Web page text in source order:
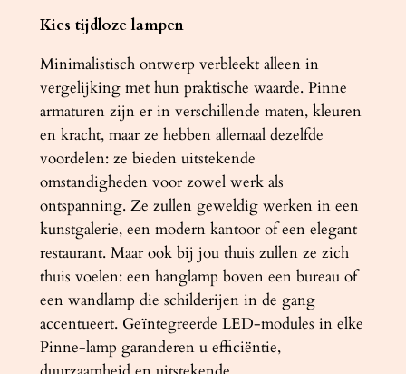
a
n
t
a
l
Kies tijdloze lampen
Minimalistisch ontwerp verbleekt alleen in
vergelijking met hun praktische waarde. Pinne
armaturen zijn er in verschillende maten, kleuren
en kracht, maar ze hebben allemaal dezelfde
voordelen: ze bieden uitstekende
omstandigheden voor zowel werk als
ontspanning. Ze zullen geweldig werken in een
kunstgalerie, een modern kantoor of een elegant
restaurant. Maar ook bij jou thuis zullen ze zich
thuis voelen: een hanglamp boven een bureau of
een wandlamp die schilderijen in de gang
accentueert. Geïntegreerde LED-modules in elke
Pinne-lamp garanderen u efficiëntie,